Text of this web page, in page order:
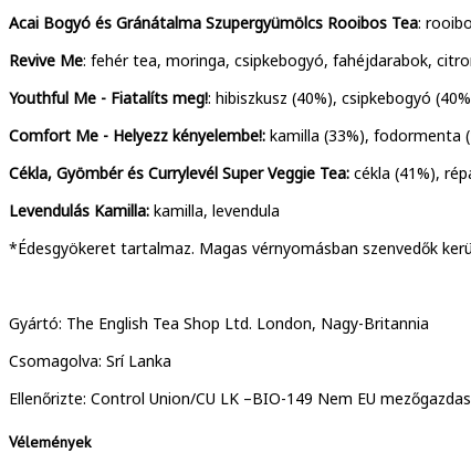
Acai Bogyó és Gránátalma Szupergyümölcs Rooibos Tea:
Revive Me: fehér tea, moringa, csipkebogyó, fahéjdarabok,
Youthful Me - Fiatalíts meg!: hibiszkusz (40%), csipkebogyó
Comfort Me - Helyezz kényelembe!: kamilla (33%), fodormenta
Cékla, Gyömbér és Currylevél Super Veggie Tea: cékla (41%),
Levendulás Kamilla: kamilla, levendula
*Édesgyökeret tartalmaz. Magas vérnyomásban szenvedők
Gyártó: The English Tea Shop Ltd. London, Nagy-Britannia
Csomagolva: Srí Lanka
Ellenőrizte: Control Union/CU LK –BIO-149 Nem EU
Vélemények